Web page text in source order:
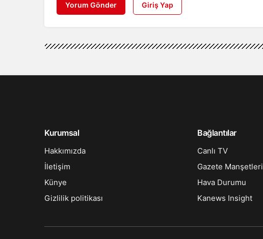
Yorum Gönder Giriş Yap
Kurumsal
Hakkımızda
İletişim
Künye
Gizlilik politikası
Bağlantılar
Canlı TV
Gazete Manşetleri
Hava Durumu
Kanews Insight